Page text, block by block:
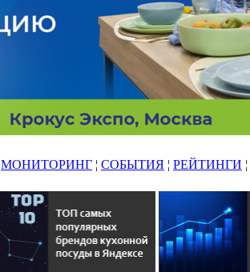
МОНИТОРИНГ ¦ СОБЫТИЯ ¦ РЕЙТИНГИ ¦